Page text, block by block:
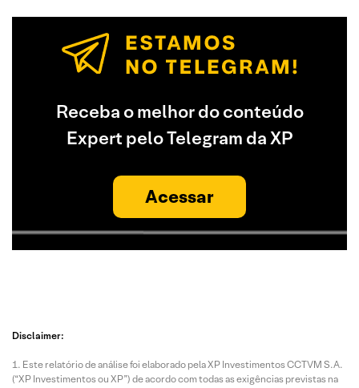
Receba o melhor do conteúdo
Expert pelo Telegram da XP
Acessar
Disclaimer:
Este relatório de análise foi elaborado pela XP Investimentos CCTVM S.A.
(“XP Investimentos ou XP”) de acordo com todas as exigências previstas na